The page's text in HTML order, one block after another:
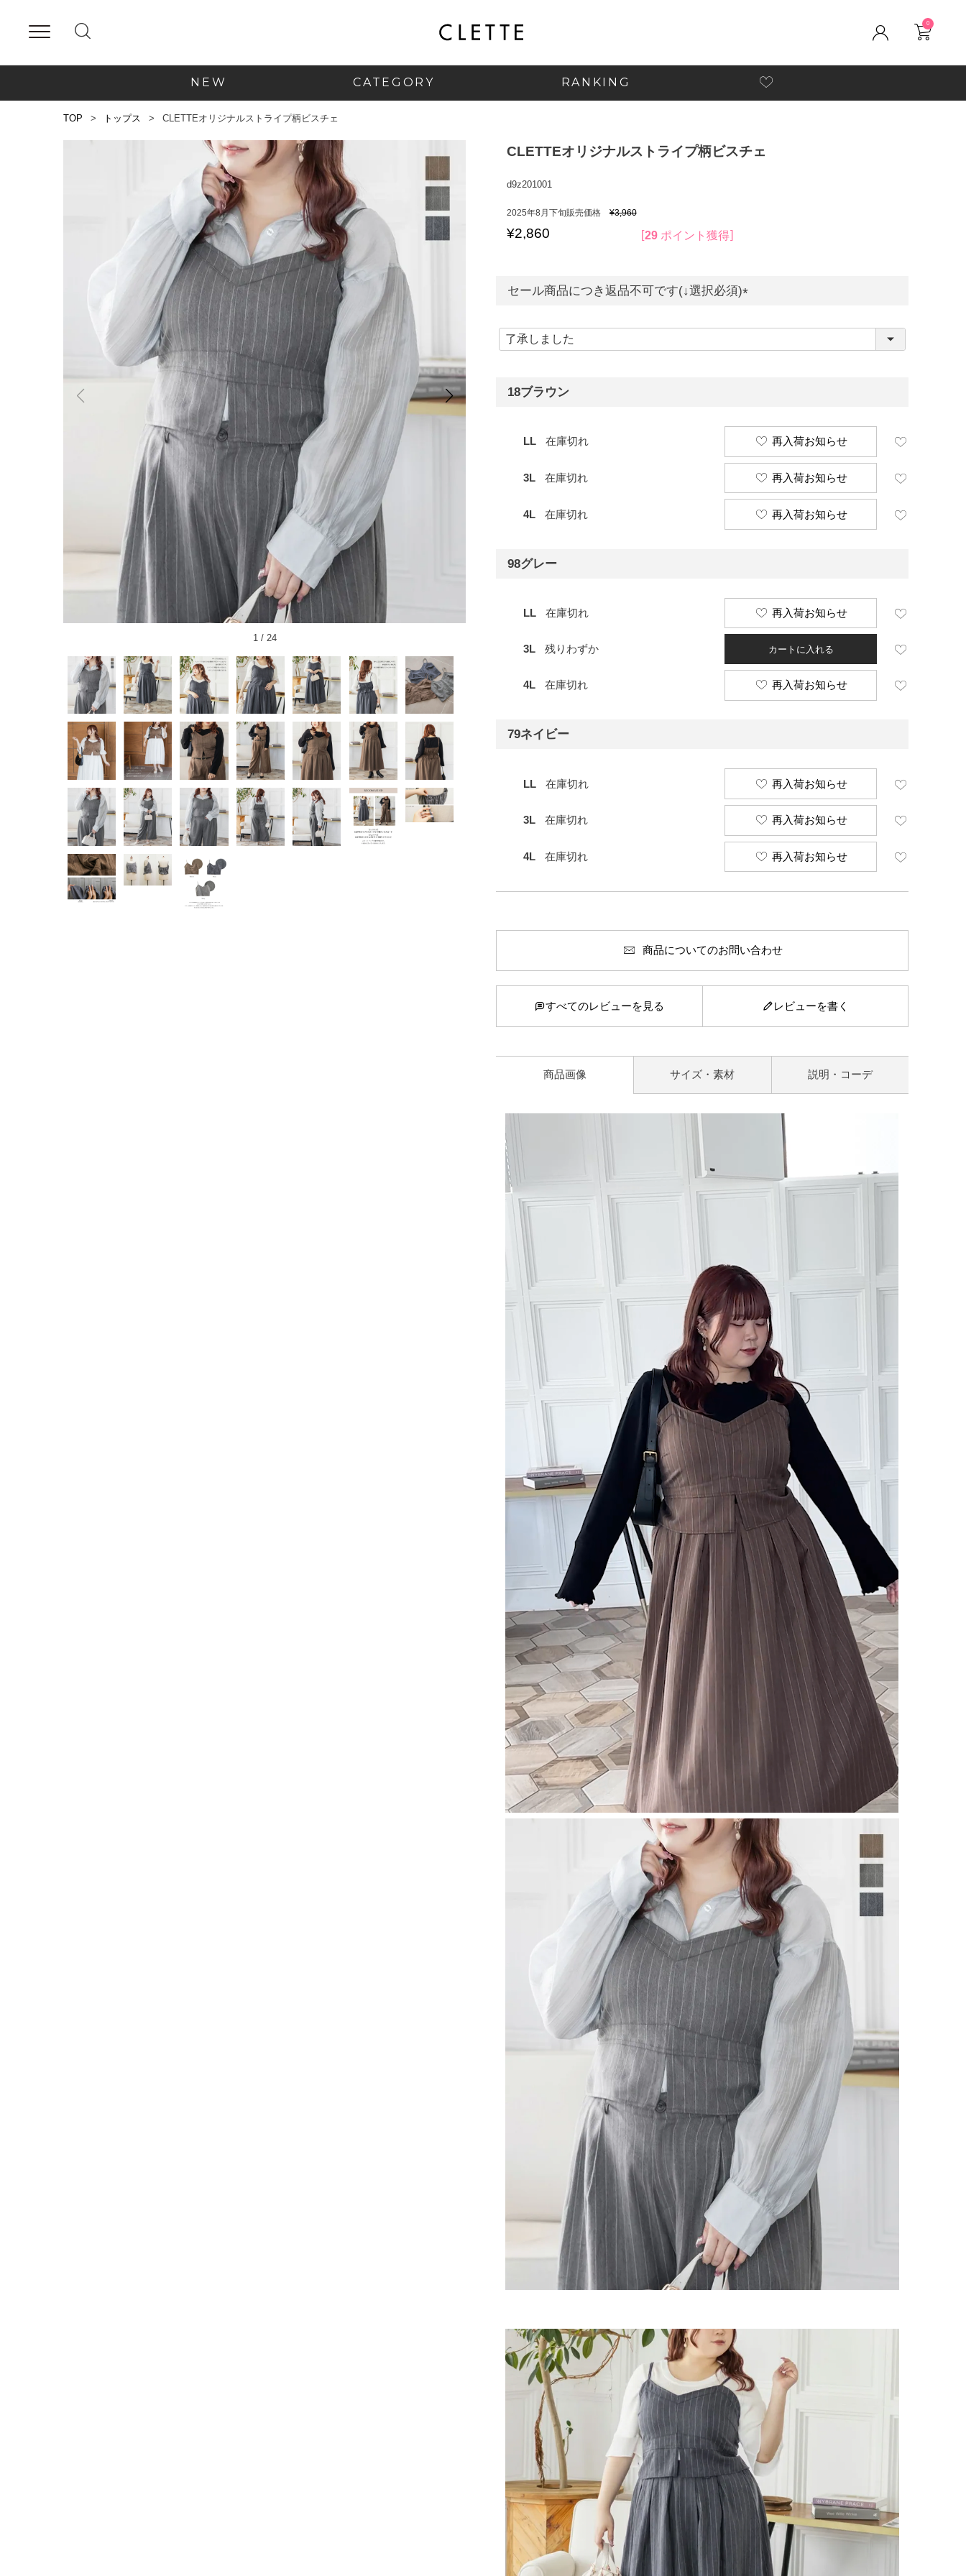
0
NEW CATEGORY RANKING
TOP トップス CLETTEオリジナルストライプ柄ビスチェ
1/ 24
CLETTEオリジナルストライプ柄ビスチェ
d9z201001
2025年8月下旬販売価格 ¥3,960
¥2,860 29 ポイント獲得
セール商品につき返品不可です(↓選択必須)
必
須
18ブラウン
LL 在庫切れ 再入荷お知らせ
3L 在庫切れ 再入荷お知らせ
4L 在庫切れ 再入荷お知らせ
98グレー
LL 在庫切れ 再入荷お知らせ
3L 残りわずか カートに入れる
4L 在庫切れ 再入荷お知らせ
79ネイビー
LL 在庫切れ 再入荷お知らせ
3L 在庫切れ 再入荷お知らせ
4L 在庫切れ 再入荷お知らせ
商品についてのお問い合わせ
すべてのレビューを見る レビューを書く
商品画像 サイズ・素材 説明・コーデ